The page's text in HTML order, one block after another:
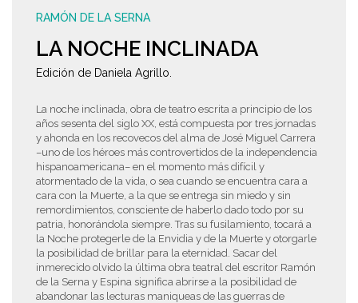
RAMÓN DE LA SERNA
LA NOCHE INCLINADA
Edición de Daniela Agrillo.
La noche inclinada, obra de teatro escrita a principio de los
años sesenta del siglo XX, está compuesta por tres jornadas
y ahonda en los recovecos del alma de José Miguel Carrera
–uno de los héroes más controvertidos de la independencia
hispanoamericana– en el momento más difícil y
atormentado de la vida, o sea cuando se encuentra cara a
cara con la Muerte, a la que se entrega sin miedo y sin
remordimientos, consciente de haberlo dado todo por su
patria, honorándola siempre. Tras su fusilamiento, tocará a
la Noche protegerle de la Envidia y de la Muerte y otorgarle
la posibilidad de brillar para la eternidad. Sacar del
inmerecido olvido la última obra teatral del escritor Ramón
de la Serna y Espina significa abrirse a la posibilidad de
abandonar las lecturas maniqueas de las guerras de